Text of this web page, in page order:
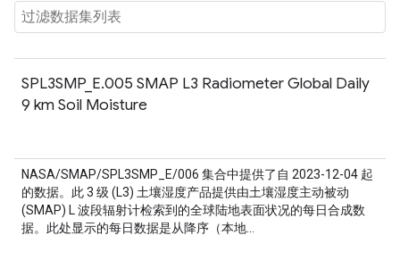
SPL3SMP_E.005 SMAP L3 Radiometer Global Daily
9 km Soil Moisture
NASA/SMAP/SPL3SMP_E/006 集合中提供了自 2023-12-04 起
的数据。此 3 级 (L3) 土壤湿度产品提供由土壤湿度主动被动
(SMAP) L 波段辐射计检索到的全球陆地表面状况的每日合成数
据。此处显示的每日数据是从降序（本地…